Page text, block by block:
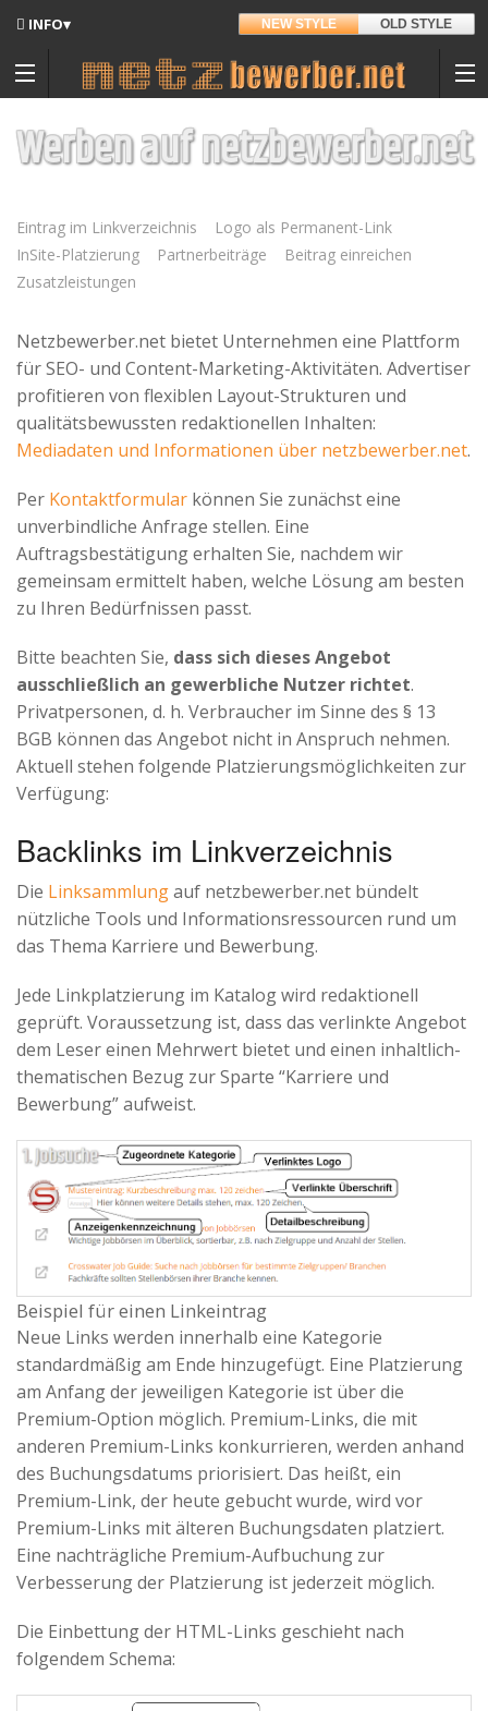
NEW STYLE OLD STYLE
INFO▾
Updates
Entwickler
Sitemap
Datenschutz
Nutzungsbedingungen
Spenden
Advertiser
Werben auf netzbewerber.net
Eintrag im Linkverzeichnis
Logo als Permanent-Link
InSite-Platzierung
Partnerbeiträge
Beitrag einreichen
Zusatzleistungen
Netzbewerber.net bietet Unternehmen eine Plattform
für SEO- und Content-Marketing-Aktivitäten. Advertiser
profitieren von flexiblen Layout-Strukturen und
qualitätsbewussten redaktionellen Inhalten:
Mediadaten und Informationen über netzbewerber.net.
Per Kontaktformular können Sie zunächst eine
unverbindliche Anfrage stellen. Eine
Auftragsbestätigung erhalten Sie, nachdem wir
gemeinsam ermittelt haben, welche Lösung am besten
zu Ihren Bedürfnissen passt.
Bitte beachten Sie, dass sich dieses Angebot
ausschließlich an gewerbliche Nutzer richtet.
Privatpersonen, d. h. Verbraucher im Sinne des § 13
BGB können das Angebot nicht in Anspruch nehmen.
Aktuell stehen folgende Platzierungsmöglichkeiten zur
Verfügung:
Backlinks im Linkverzeichnis
Die Linksammlungauf netzbewerber.net bündelt
nützliche Tools und Informationsressourcen rund um
das Thema Karriere und Bewerbung.
Jede Linkplatzierung im Katalog wird redaktionell
geprüft. Voraussetzung ist, dass das verlinkte Angebot
dem Leser einen Mehrwert bietet und einen inhaltlich-
thematischen Bezug zur Sparte “Karriere und
Bewerbung” aufweist.
Beispiel für einen Linkeintrag
Neue Links werden innerhalb eine Kategorie
standardmäßig am Ende hinzugefügt. Eine Platzierung
am Anfang der jeweiligen Kategorie ist über die
Premium-Option möglich. Premium-Links, die mit
anderen Premium-Links konkurrieren, werden anhand
des Buchungsdatums priorisiert. Das heißt, ein
Premium-Link, der heute gebucht wurde, wird vor
Premium-Links mit älteren Buchungsdaten platziert.
Eine nachträgliche Premium-Aufbuchung zur
Verbesserung der Platzierung ist jederzeit möglich.
Die Einbettung der HTML-Links geschieht nach
folgendem Schema: